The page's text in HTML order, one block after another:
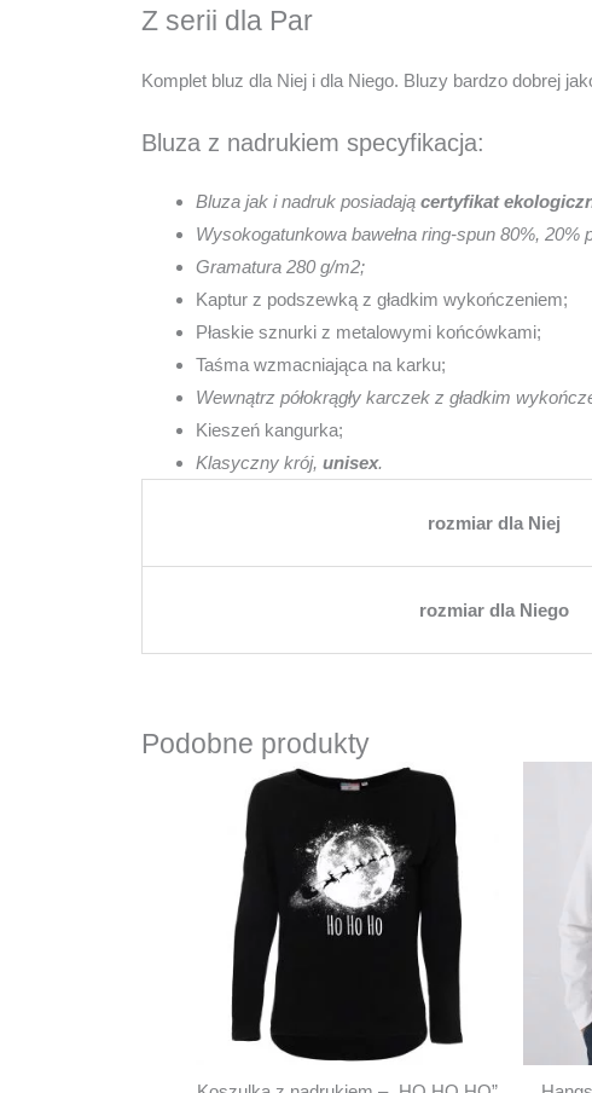
Z serii dla Par
Komplet bluz dla Niej i dla Niego. Bluzy bardzo dobrej
Bluza z nadrukiem specyfikacja:
Bluza jak i nadruk posiadają certyfikat
Wysokogatunkowa bawełna ring-spun 80%, 20%
Gramatura 280 g/m2;
Kaptur z podszewką z gładkim wykończeniem;
Płaskie sznurki z metalowymi końcówkami;
Taśma wzmacniająca na karku;
Wewnątrz półokrągły karczek z gładkim
Kieszeń kangurka;
Klasyczny krój, unisex.
rozmiar dla Niej
rozmiar dla Niego
Podobne produkty